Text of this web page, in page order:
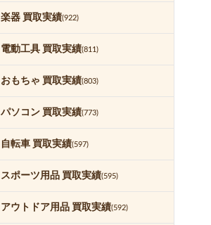
楽器 買取実績(922)
電動工具 買取実績(811)
おもちゃ 買取実績(803)
パソコン 買取実績(773)
自転車 買取実績(597)
スポーツ用品 買取実績(595)
アウトドア用品 買取実績(592)